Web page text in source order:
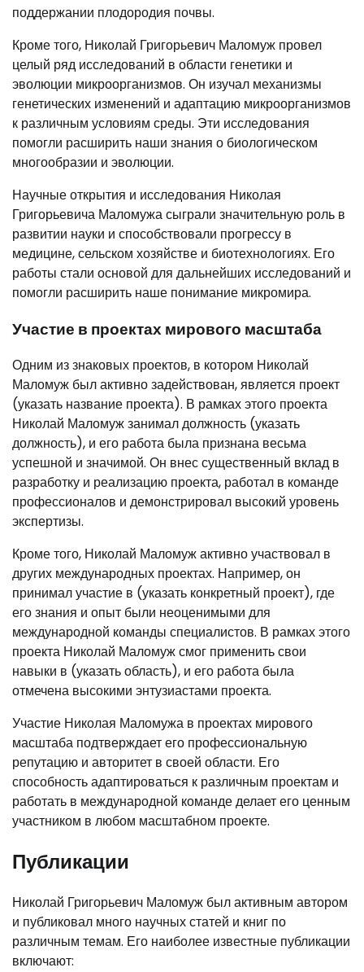
поддержании плодородия почвы.
Кроме того, Николай Григорьевич Маломуж провел
целый ряд исследований в области генетики и
эволюции микроорганизмов. Он изучал механизмы
генетических изменений и адаптацию микроорганизмов
к различным условиям среды. Эти исследования
помогли расширить наши знания о биологическом
многообразии и эволюции.
Научные открытия и исследования Николая
Григорьевича Маломужа сыграли значительную роль в
развитии науки и способствовали прогрессу в
медицине, сельском хозяйстве и биотехнологиях. Его
работы стали основой для дальнейших исследований и
помогли расширить наше понимание микромира.
Участие в проектах мирового масштаба
Одним из знаковых проектов, в котором Николай
Маломуж был активно задействован, является проект
(указать название проекта). В рамках этого проекта
Николай Маломуж занимал должность (указать
должность), и его работа была признана весьма
успешной и значимой. Он внес существенный вклад в
разработку и реализацию проекта, работал в команде
профессионалов и демонстрировал высокий уровень
экспертизы.
Кроме того, Николай Маломуж активно участвовал в
других международных проектах. Например, он
принимал участие в (указать конкретный проект), где
его знания и опыт были неоценимыми для
международной команды специалистов. В рамках этого
проекта Николай Маломуж смог применить свои
навыки в (указать область), и его работа была
отмечена высокими энтузиастами проекта.
Участие Николая Маломужа в проектах мирового
масштаба подтверждает его профессиональную
репутацию и авторитет в своей области. Его
способность адаптироваться к различным проектам и
работать в международной команде делает его ценным
участником в любом масштабном проекте.
Публикации
Николай Григорьевич Маломуж был активным автором
и публиковал много научных статей и книг по
различным темам. Его наиболее известные публикации
включают: